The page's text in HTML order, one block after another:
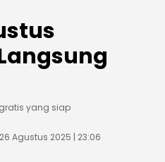
yang siap
Agustus 2025 | 23:06